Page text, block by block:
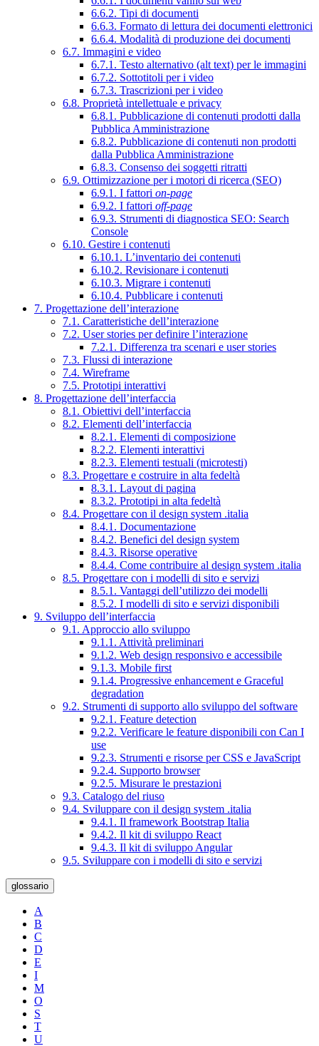
6.6.2. Tipi di documenti
6.6.3. Formato di lettura dei documenti elettronici
6.6.4. Modalità di produzione dei documenti
6.7. Immagini e video
6.7.1. Testo alternativo (alt text) per le immagini
6.7.2. Sottotitoli per i video
6.7.3. Trascrizioni per i video
6.8. Proprietà intellettuale e privacy
6.8.1. Pubblicazione di contenuti prodotti dalla
Pubblica Amministrazione
6.8.2. Pubblicazione di contenuti non prodotti
dalla Pubblica Amministrazione
6.8.3. Consenso dei soggetti ritratti
6.9. Ottimizzazione per i motori di ricerca (SEO)
6.9.1. I fattori on-page
6.9.2. I fattori off-page
6.9.3. Strumenti di diagnostica SEO: Search
Console
6.10. Gestire i contenuti
6.10.1. L’inventario dei contenuti
6.10.2. Revisionare i contenuti
6.10.3. Migrare i contenuti
6.10.4. Pubblicare i contenuti
7. Progettazione dell’interazione
7.1. Caratteristiche dell’interazione
7.2. User stories per definire l’interazione
7.2.1. Differenza tra scenari e user stories
7.3. Flussi di interazione
7.4. Wireframe
7.5. Prototipi interattivi
8. Progettazione dell’interfaccia
8.1. Obiettivi dell’interfaccia
8.2. Elementi dell’interfaccia
8.2.1. Elementi di composizione
8.2.2. Elementi interattivi
8.2.3. Elementi testuali (microtesti)
8.3. Progettare e costruire in alta fedeltà
8.3.1. Layout di pagina
8.3.2. Prototipi in alta fedeltà
8.4. Progettare con il design system .italia
8.4.1. Documentazione
8.4.2. Benefici del design system
8.4.3. Risorse operative
8.4.4. Come contribuire al design system .italia
8.5. Progettare con i modelli di sito e servizi
8.5.1. Vantaggi dell’utilizzo dei modelli
8.5.2. I modelli di sito e servizi disponibili
9. Sviluppo dell’interfaccia
9.1. Approccio allo sviluppo
9.1.1. Attività preliminari
9.1.2. Web design responsivo e accessibile
9.1.3. Mobile first
9.1.4. Progressive enhancement e Graceful
degradation
9.2. Strumenti di supporto allo sviluppo del software
9.2.1. Feature detection
9.2.2. Verificare le feature disponibili con Can I
use
9.2.3. Strumenti e risorse per CSS e JavaScript
9.2.4. Supporto browser
9.2.5. Misurare le prestazioni
9.3. Catalogo del riuso
9.4. Sviluppare con il design system .italia
9.4.1. Il framework Bootstrap Italia
9.4.2. Il kit di sviluppo React
9.4.3. Il kit di sviluppo Angular
9.5. Sviluppare con i modelli di sito e servizi
glossario
A
B
C
D
E
I
M
O
S
T
U